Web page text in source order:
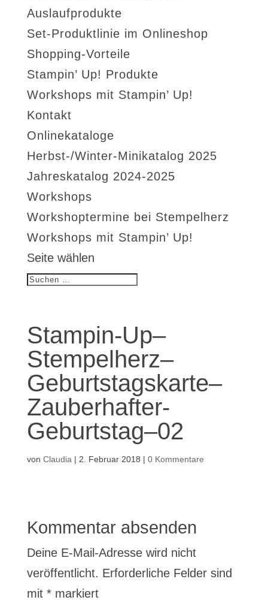
Auslaufprodukte
Set-Produktlinie im Onlineshop
Shopping-Vorteile
Stampin’ Up! Produkte
Workshops mit Stampin’ Up!
Kontakt
Onlinekataloge
Herbst-/Winter-Minikatalog 2025
Jahreskatalog 2024-2025
Workshops
Workshoptermine bei Stempelherz
Workshops mit Stampin’ Up!
Seite wählen
Stampin-Up–
Stempelherz–
Geburtstagskarte–
Zauberhafter-
Geburtstag–02
von Claudia | 2. Februar 2018 | 0 Kommentare
Kommentar absenden
Deine E-Mail-Adresse wird nicht
veröffentlicht. Erforderliche Felder sind
mit *markiert